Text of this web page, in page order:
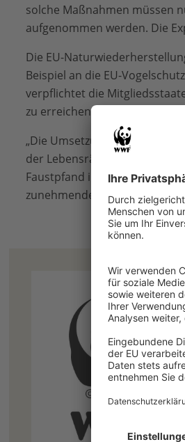
solche Maßnahmen müssen
aufgenommen werden. Die
Die EU-
Beispiel an die EU-
verpflichtet die
zu erreichen – ein Ziel, das in
„Die Umsetzung der
der Lebensräume in einem
Faustpfand im Kampf gegen
zunehmende Waldbrände“,